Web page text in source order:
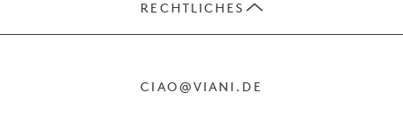
RECHTLICHES
CIAO@VIANI.DE